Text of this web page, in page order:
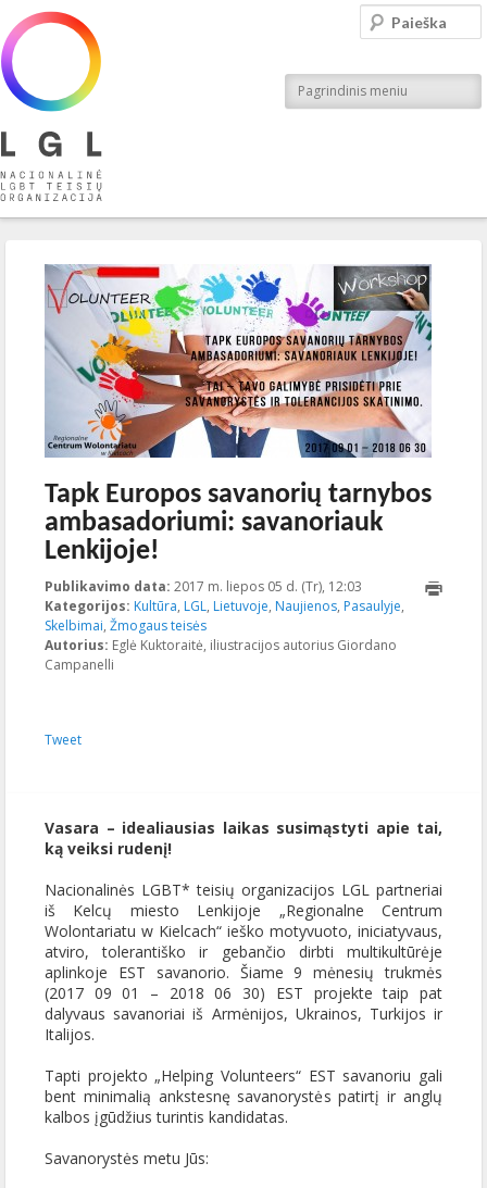
Nacionalinė LGBT teisių organizacija
Pagrindinis meniu
Paieška
Tapk Europos savanorių tarnybos
ambasadoriumi: savanoriauk
Lenkijoje!
Publikavimo data: 2017 m. liepos 05 d. (Tr), 12:03
05T14:03:04+00:00
Kategorijos: Kultūra, LGL, Lietuvoje, Naujienos, Pasaulyje,
Skelbimai, Žmogaus teisės
Autorius: Eglė Kuktoraitė, iliustracijos autorius Giordano
Campanelli
Tweet
Vasara – idealiausias laikas susimąstyti apie tai,
ką veiksi rudenį!
Nacionalinės LGBT* teisių organizacijos LGL partneriai
iš Kelcų miesto Lenkijoje „Regionalne Centrum
Wolontariatu w Kielcach“ ieško motyvuoto, iniciatyvaus,
atviro, tolerantiško ir gebančio dirbti multikultūrėje
aplinkoje EST savanorio. Šiame 9 mėnesių trukmės
(2017 09 01 – 2018 06 30) EST projekte taip pat
dalyvaus savanoriai iš Armėnijos, Ukrainos, Turkijos ir
Italijos.
Tapti projekto „Helping Volunteers“ EST savanoriu gali
bent minimalią ankstesnę savanorystės patirtį ir anglų
kalbos įgūdžius turintis kandidatas.
Savanorystės metu Jūs: